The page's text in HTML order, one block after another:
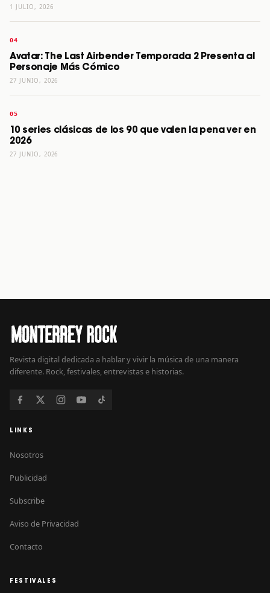
1 JULIO, 2026
Avatar: The Last Airbender Temporada 2 Presenta al
Personaje Más Cómico
27 JUNIO, 2026
10 series clásicas de los 90 que valen la pena ver en
2026
27 JUNIO, 2026
Revista digital dedicada a hablar y vivir la música de una manera
diferente. Rock, festivales, entrevistas e historias.
LINKS
Nosotros
Publicidad
Subscribe
Aviso de Privacidad
Contacto
FESTIVALES